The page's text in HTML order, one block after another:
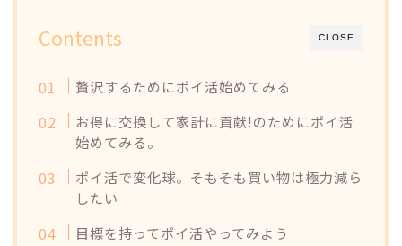
CLOSE
Contents
贅沢するためにポイ活始めてみる
お得に交換して家計に貢献!のためにポイ活
始めてみる。
ポイ活で変化球。そもそも買い物は極力減ら
したい
目標を持ってポイ活やってみよう